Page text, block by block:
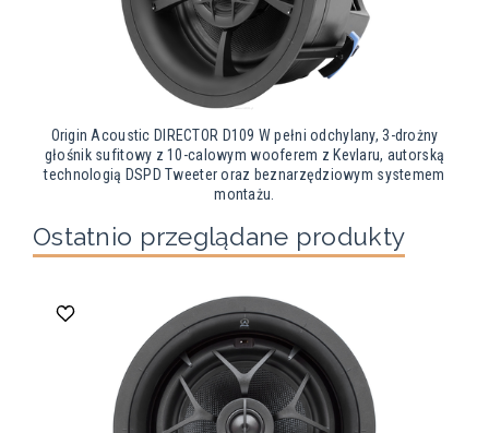
Origin Acoustic DIRECTOR D109 W pełni odchylany, 3-drożny
głośnik sufitowy z 10-calowym wooferem z Kevlaru, autorską
technologią DSPD Tweeter oraz beznarzędziowym systemem
montażu.
Ostatnio przeglądane produkty